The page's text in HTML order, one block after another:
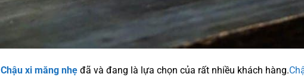
Chậu xi măng nhẹ đã và đang là lựa chọn của rất nhiều khách hàng.